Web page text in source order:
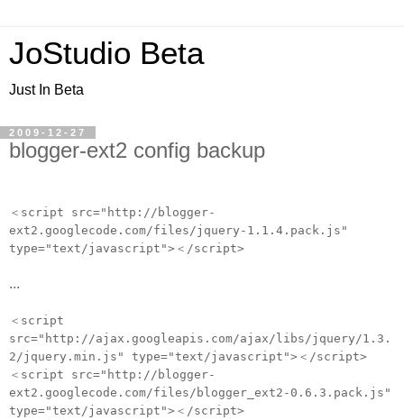
JoStudio Beta
Just In Beta
2009-12-27
blogger-ext2 config backup
＜script src="http://blogger-
ext2.googlecode.com/files/jquery-1.1.4.pack.js"
type="text/javascript">＜/script>
...
＜script
src="http://ajax.googleapis.com/ajax/libs/jquery/1.3.
2/jquery.min.js" type="text/javascript">＜/script>
＜script src="http://blogger-
ext2.googlecode.com/files/blogger_ext2-0.6.3.pack.js"
type="text/javascript">＜/script>